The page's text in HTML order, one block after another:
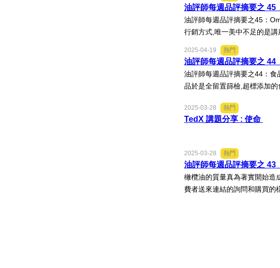
油評師每週品評摘要之 45
油評師每週品評摘要之45：
行銷方式,唯一美中不足的是
2025-04-19 熱門
油評師每週品評摘要之 44
油評師每週品評摘要之44：
品於是全留置篩檢,超標添加
2025-03-28 熱門
TedX 講題分享 : 使命
2025-03-28 熱門
油評師每週品評摘要之 43
橄欖油的質量真為著實開始造
費者送來連結的詢問和購買的